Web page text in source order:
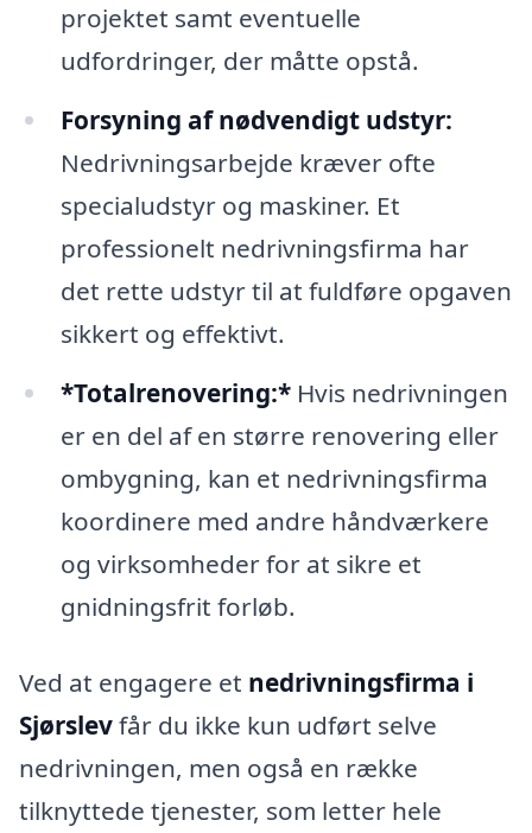
projektet samt eventuelle
udfordringer, der måtte opstå.
Forsyning af nødvendigt udstyr:
Nedrivningsarbejde kræver ofte
specialudstyr og maskiner. Et
professionelt nedrivningsfirma har
det rette udstyr til at fuldføre opgaven
sikkert og effektivt.
*Totalrenovering:* Hvis nedrivningen
er en del af en større renovering eller
ombygning, kan et nedrivningsfirma
koordinere med andre håndværkere
og virksomheder for at sikre et
gnidningsfrit forløb.
Ved at engagere et nedrivningsfirma i
Sjørslevfår du ikke kun udført selve
nedrivningen, men også en række
tilknyttede tjenester, som letter hele